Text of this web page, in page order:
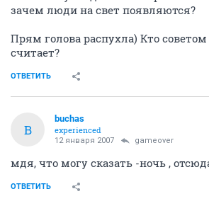
зачем люди на свет появляются?
Прям голова распухла) Кто
считает?
ОТВЕТИТЬ
B
buchas
experienced
12 января 2007 gameover
мдя, что могу сказать -ночь ,
ОТВЕТИТЬ